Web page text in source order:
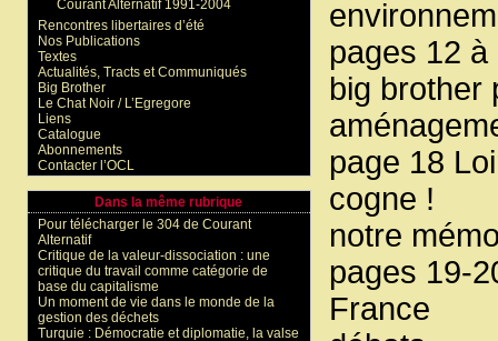
pages 12 à
big brother
page 18
cogne !
notre
pages 19-
France
Courant Alternatif 1991-2004
Rencontres libertaires d’été
Nos Publications
Textes
Actualités, Tracts et Communiqués
Big Brother
Le Chat Noir / L’Egregore
Liens
Catalogue
Abonnements
Contacter l’OCL
Dans la même rubrique
Pour télécharger le 304 de Courant
Alternatif
Critique de la valeur-dissociation : une
critique du travail comme catégorie de
base du capitalisme
Un moment de vie dans le monde de la
gestion des déchets
Turquie : Démocratie et diplomatie, la valse